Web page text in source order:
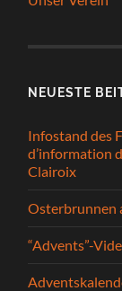
NEUESTE
Infostand des
d’information
Clairoix
Osterbrunnen
“Advents”-